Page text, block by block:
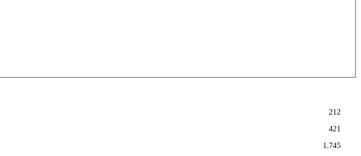
212
421
1.745